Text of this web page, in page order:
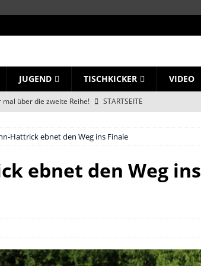
JUGEND TISCHKICKER VIDEO
mal über die zweite Reihe!
STARTSEITE
weiter!
STARTSEITE
– jetzt geht´s los!
STARTSEITE
vor uns!“
STARTSEITE
Hattrick ebnet den Weg ins Finale
ebnet den Weg ins